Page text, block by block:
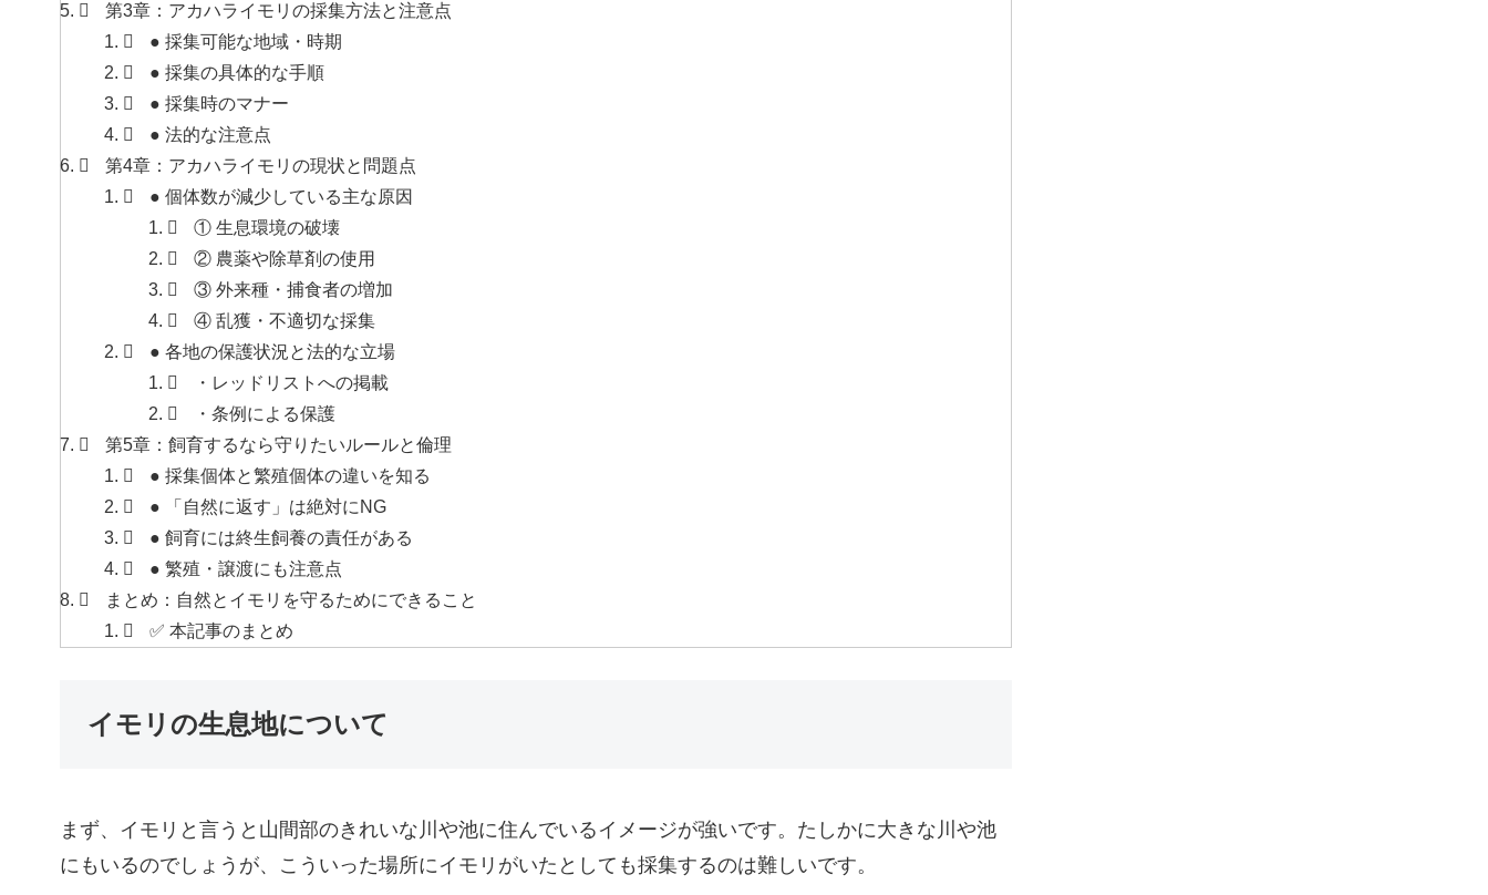
第3章：アカハライモリの採集方法と注意点
● 採集可能な地域・時期
● 採集の具体的な手順
● 採集時のマナー
● 法的な注意点
第4章：アカハライモリの現状と問題点
● 個体数が減少している主な原因
① 生息環境の破壊
② 農薬や除草剤の使用
③ 外来種・捕食者の増加
④ 乱獲・不適切な採集
● 各地の保護状況と法的な立場
・レッドリストへの掲載
・条例による保護
第5章：飼育するなら守りたいルールと倫理
● 採集個体と繁殖個体の違いを知る
● 「自然に返す」は絶対にNG
● 飼育には終生飼養の責任がある
● 繁殖・譲渡にも注意点
まとめ：自然とイモリを守るためにできること
✅ 本記事のまとめ
イモリの生息地について
まず、イモリと言うと山間部のきれいな川や池に住んでいるイメージが強いです。たしかに大きな川や池
にもいるのでしょうが、こういった場所にイモリがいたとしても採集するのは難しいです。